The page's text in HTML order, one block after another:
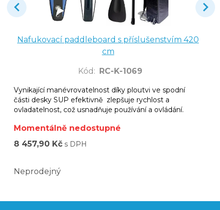
Nafukovací paddleboard s příslušenstvím 420
cm
Kód : RC-K-1069
Vynikající manévrovatelnost díky ploutvi ve spodní
části desky SUP efektivně zlepšuje rychlost a
ovladatelnost, což usnadňuje používání a ovládání.
Momentálně nedostupné
8 457,90 Kč s DPH
Neprodejný